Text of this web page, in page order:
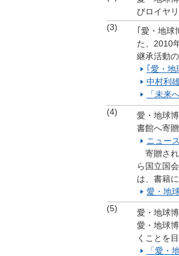
びロイヤ
(3)
｢愛・地
た、2010
継承活動
｢愛・
中村利
「未来
(4)
愛・地球
書館へ寄
ニュー
寄贈され
ら国立国
は、書籍
愛・地
(5)
愛・地球
愛・地球
くことを
「愛・